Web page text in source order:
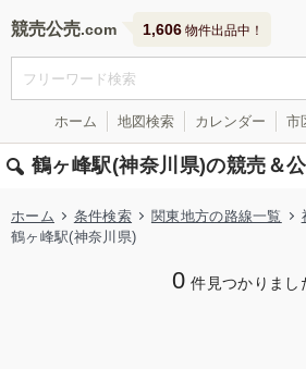
競売公売 1,606 物件出品中！
ホーム 地図検索 カレンダー 市
鶴ヶ峰駅(神奈川県)の競売＆
ホーム 条件検索 関東地方の路線一覧
鶴ヶ峰駅(神奈川県)
0 件見つかりまし